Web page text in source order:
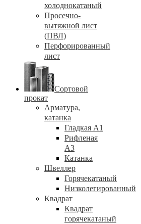
холоднокатаный
Просечно-
вытяжной лист
(ПВЛ)
Перфорированный
лист
Сортовой
прокат
Арматура,
катанка
Гладкая А1
Рифленая
А3
Катанка
Швеллер
Горячекатаный
Низколегированный
Квадрат
Квадрат
горячекатаный